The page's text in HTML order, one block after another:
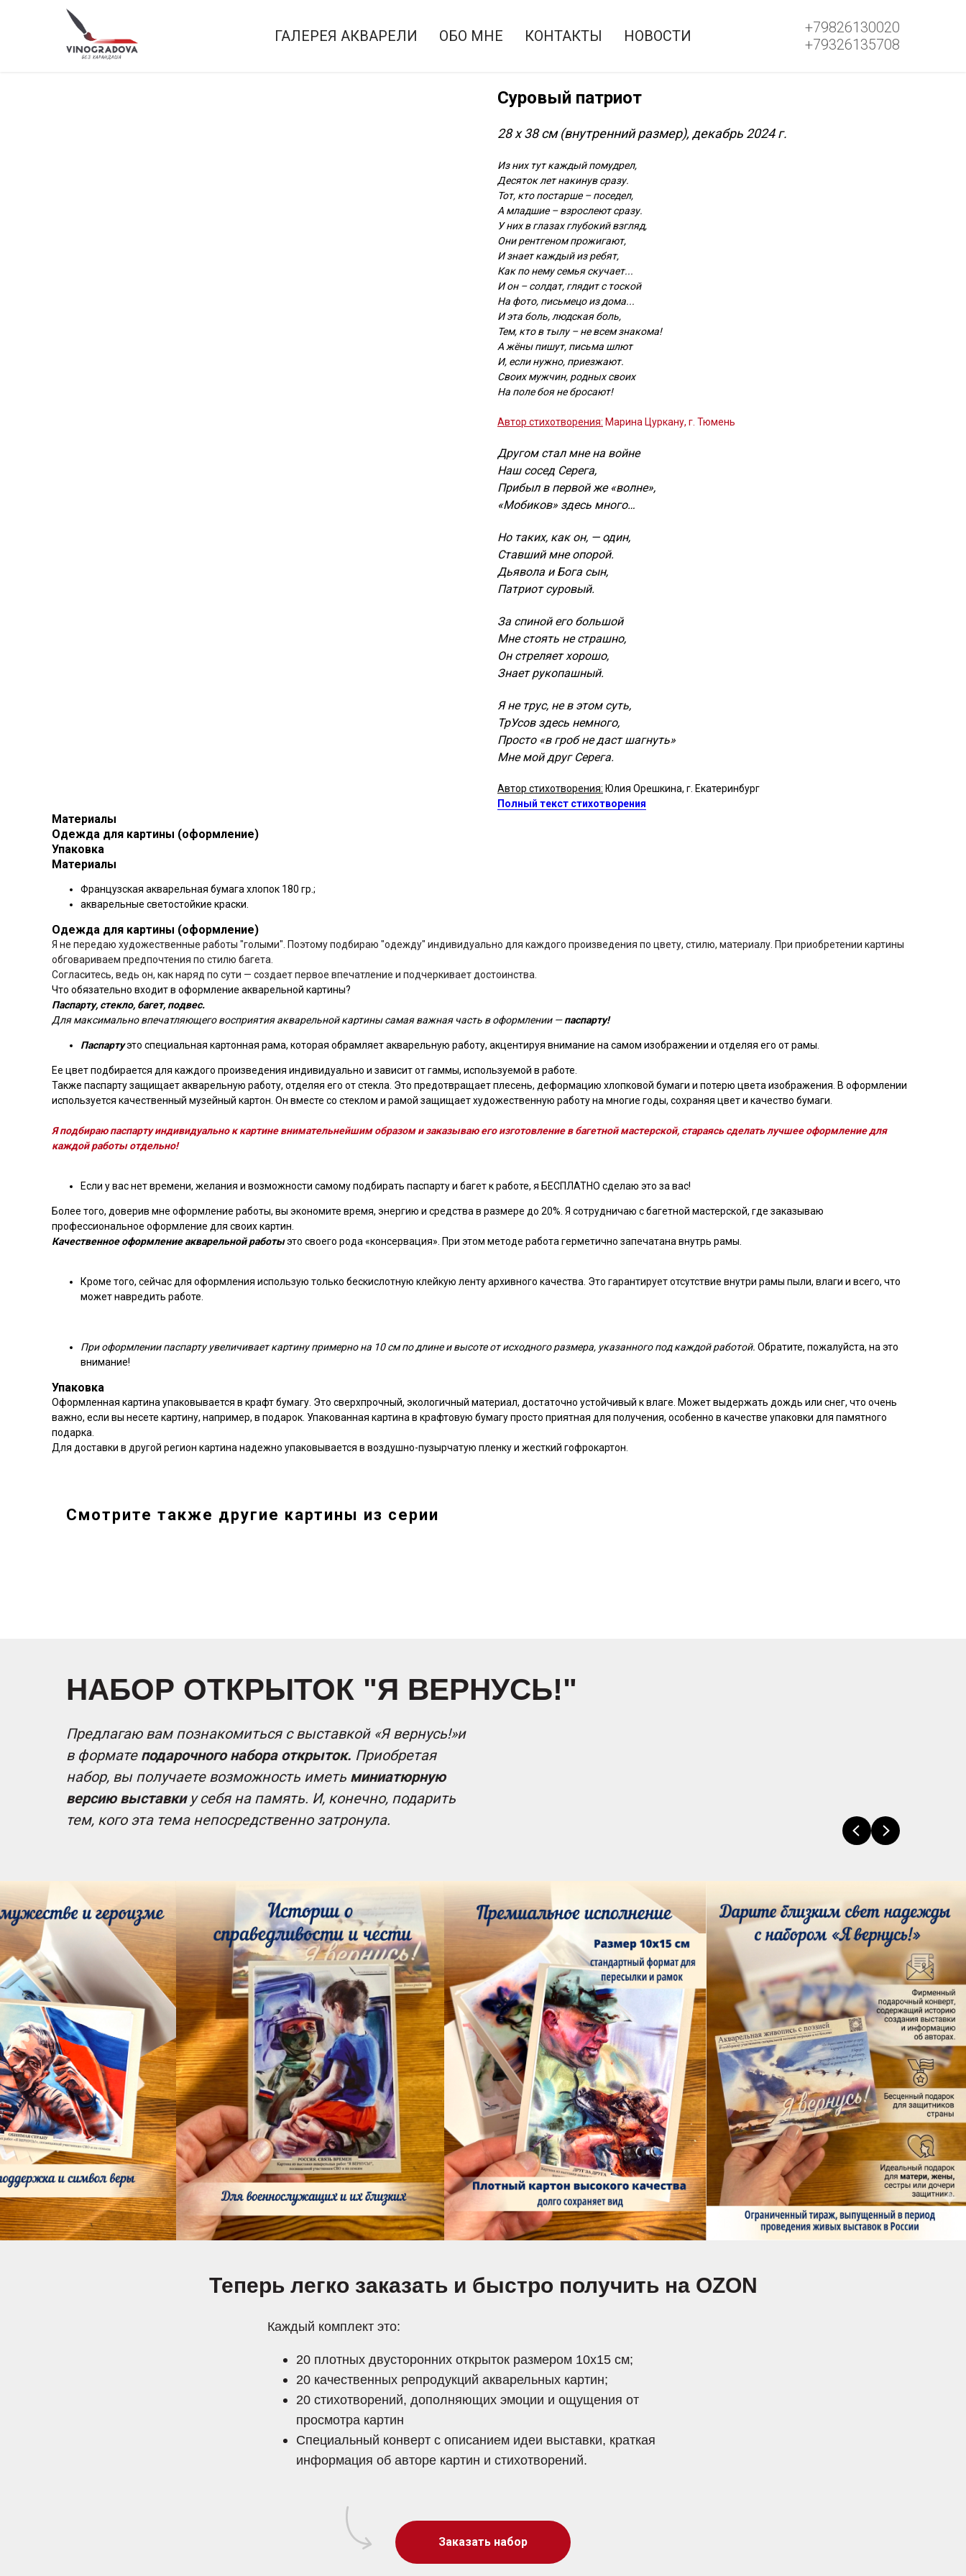
ГАЛЕРЕЯ АКВАРЕЛИ ОБО МНЕ КОНТАКТЫ НОВОСТИ
+79826130020
+79326135708
Суровый патриот
28 х 38 см (внутренний размер), декабрь 2024 г.
Из них тут каждый помудрел,
Десяток лет накинув сразу.
Тот, кто постарше – поседел,
А младшие – взрослеют сразу.
У них в глазах глубокий взгляд,
Они рентгеном прожигают,
И знает каждый из ребят,
Как по нему семья скучает...
И он – солдат, глядит с тоской
На фото, письмецо из дома...
И эта боль, людская боль,
Тем, кто в тылу – не всем знакома!
А жёны пишут, письма шлют
И, если нужно, приезжают.
Своих мужчин, родных своих
На поле боя не бросают!
Автор стихотворения: Марина Цуркану, г. Тюмень
Другом стал мне на войне
Наш сосед Серега,
Прибыл в первой же «волне»,
«Мобиков» здесь много…
Но таких, как он, — один,
Ставший мне опорой.
Дьявола и Бога сын,
Патриот суровый.
За спиной его большой
Мне стоять не страшно,
Он стреляет хорошо,
Знает рукопашный.
Я не трус, не в этом суть,
ТрУсов здесь немного,
Просто «в гроб не даст шагнуть»
Мне мой друг Серега.
Автор стихотворения: Юлия Орешкина, г. Екатеринбург
Полный текст стихотворения
Материалы
Одежда для картины (оформление)
Упаковка
Материалы
Французская акварельная бумага хлопок 180 гр.;
акварельные светостойкие краски.
Одежда для картины (оформление)
Я не передаю художественные работы "голыми". Поэтому подбираю "одежду" индивидуально для каждого произведения по цвету, стилю, материалу. При приобретении картины
обговариваем предпочтения по стилю багета.
Согласитесь, ведь он, как наряд по сути — создает первое впечатление и подчеркивает достоинства.
Что обязательно входит в оформление акварельной картины?
Паспарту, стекло, багет, подвес.
Для максимально впечатляющего восприятия акварельной картины самая важная часть в оформлении —паспарту!
Паспартуэто специальная картонная рама, которая обрамляет акварельную работу, акцентируя внимание на самом изображении и отделяя его от рамы.
Ее цвет подбирается для каждого произведения индивидуально и зависит от гаммы, используемой в работе.
Также паспарту защищает акварельную работу, отделяя его от стекла. Это предотвращает плесень, деформацию хлопковой бумаги и потерю цвета изображения. В оформлении
используется качественный музейный картон. Он вместе со стеклом и рамой защищает художественную работу на многие годы, сохраняя цвет и качество бумаги.
Я подбираю паспарту индивидуально к картине внимательнейшим образом и заказываю его изготовление в багетной мастерской, стараясь сделать лучшее оформление для
каждой работы отдельно!
Если у вас нет времени, желания и возможности самому подбирать паспарту и багет к работе, я БЕСПЛАТНО сделаю это за вас!
Более того, доверив мне оформление работы, вы экономите время, энергию и средства в размере до 20%. Я сотрудничаю с багетной мастерской, где заказываю
профессиональное оформление для своих картин.
Качественное оформление акварельной работыэто своего рода «консервация». При этом методе работа герметично запечатана внутрь рамы.
Кроме того, сейчас для оформления использую только бескислотную клейкую ленту архивного качества. Это гарантирует отсутствие внутри рамы пыли, влаги и всего, что
может навредить работе.
При оформлении паспарту увеличивает картину примерно на 10 см по длине и высоте от исходного размера, указанного под каждой работой. Обратите, пожалуйста, на это
внимание!
Упаковка
Оформленная картина упаковывается в крафт бумагу. Это сверхпрочный, экологичный материал, достаточно устойчивый к влаге. Может выдержать дождь или снег, что очень
важно, если вы несете картину, например, в подарок. Упакованная картина в крафтовую бумагу просто приятная для получения, особенно в качестве упаковки для памятного
подарка.
Для доставки в другой регион картина надежно упаковывается в воздушно-пузырчатую пленку и жесткий гофрокартон.
Смотрите также другие картины из серии
НАБОР ОТКРЫТОК "Я ВЕРНУСЬ!"
Предлагаю вам познакомиться с выставкой «Я вернусь!»и
в формате подарочного набора открыток. Приобретая
набор, вы получаете возможность иметь миниатюрную
версию выставкиу себя на память. И, конечно, подарить
тем, кого эта тема непосредственно затронула.
Теперь легко заказать и быстро получить на OZON
Каждый комплект это:
20 плотных двусторонних открыток размером 10х15 см;
20 качественных репродукций акварельных картин;
20 стихотворений, дополняющих эмоции и ощущения от
просмотра картин
Специальный конверт с описанием идеи выставки, краткая
информация об авторе картин и стихотворений.
Заказать набор